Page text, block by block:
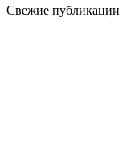
Свежие публикации